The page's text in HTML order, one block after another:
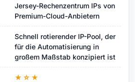
Jersey-Rechenzentrum IPs von
Premium-Cloud-Anbietern
Schnell rotierender IP-Pool, der
für die Automatisierung in
großem Maßstab konzipiert ist
★☆★